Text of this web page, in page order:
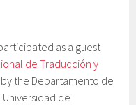
as a guest
de Traducción y
the Departamento de
de